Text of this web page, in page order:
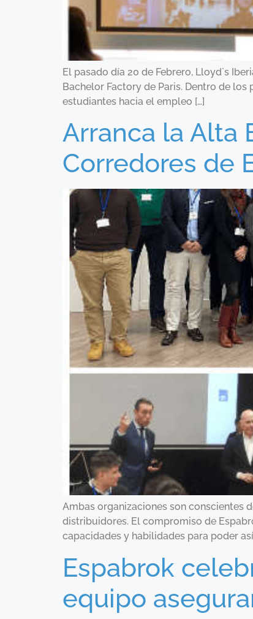
El pasado día 20 de Febrero, Lloyd`s
Bachelor Factory de Paris. Dentro de
estudiantes hacia el empleo […]
Arranca la Alta
Corredores de
Ambas organizaciones son
distribuidores. El compromiso de
capacidades y habilidades para poder
Espabrok
equipo